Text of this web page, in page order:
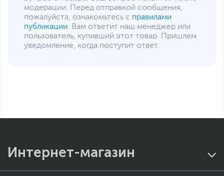
модерации. Перед отправкой сообщения,
пожалуйста, ознакомьтесь с правилами
публикации. Вам ответит наш менеджер или
пользователь, купивший этот товар. Пришлем
уведомление, когда поступит ответ.
Интернет-магазин